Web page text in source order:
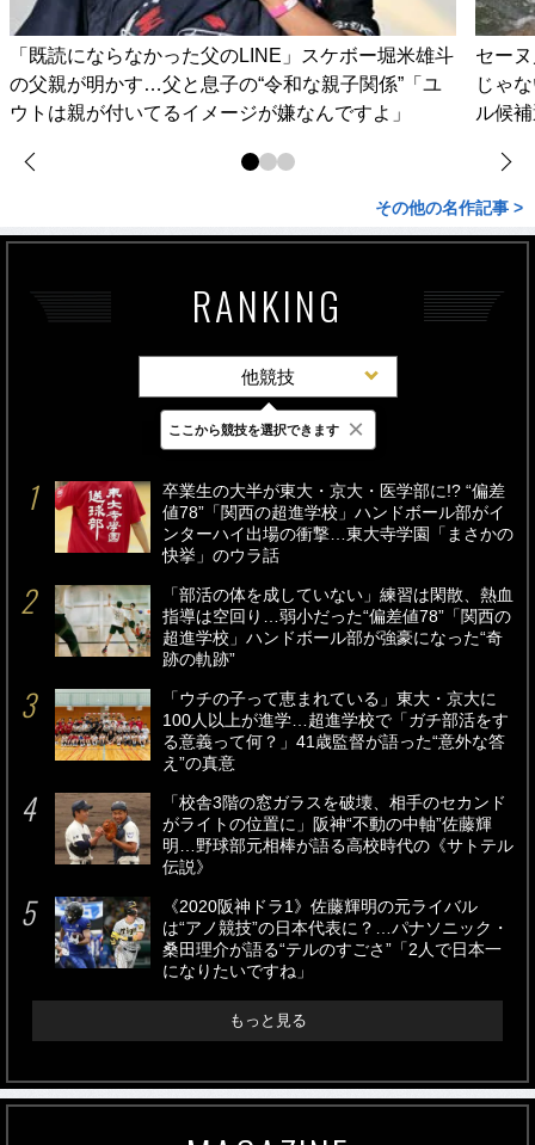
「既読にならなかった父のLINE」スケボー堀米雄斗
の父親が明かす…父と息子の“令和な親子関係”「ユ
ウトは親が付いてるイメージが嫌なんですよ」
セー
じゃ
ル候
その他の名作記事 >
RANKING
他競技
最新 24時間 週間
卒業生の大半が東大・京大・医学部に!? “偏差
値78”「関西の超進学校」ハンドボール部がイ
ンターハイ出場の衝撃…東大寺学園「まさかの
快挙」のウラ話
「部活の体を成していない」練習は閑散、熱血
指導は空回り…弱小だった“偏差値78”「関西の
超進学校」ハンドボール部が強豪になった“奇
跡の軌跡”
「ウチの子って恵まれている」東大・京大に
100人以上が進学…超進学校で「ガチ部活をす
る意義って何？」41歳監督が語った“意外な答
え”の真意
「校舎3階の窓ガラスを破壊、相手のセカンド
がライトの位置に」阪神“不動の中軸”佐藤輝
明…野球部元相棒が語る高校時代の《サトテル
伝説》
《2020阪神ドラ1》佐藤輝明の元ライバル
は“アノ競技”の日本代表に？…パナソニック・
桑田理介が語る“テルのすごさ”「2人で日本一
になりたいですね」
もっと見る
ここから競技を選択できます ×